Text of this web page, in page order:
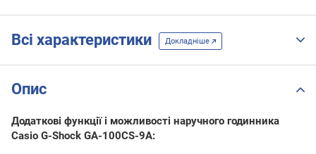
Всі характеристики Докладніше
Опис
Додаткові функції і можливості наручного годинника
Casio G-Shock GA-100CS-9A: